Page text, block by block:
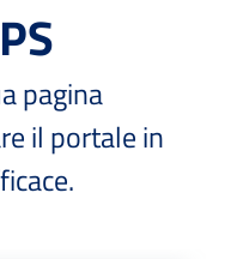
pagina
il portale in